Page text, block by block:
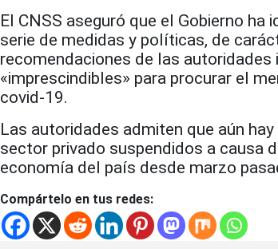
El CNSS aseguró que el Gobierno
serie de medidas y políticas, de
recomendaciones de las autoridades
«imprescindibles» para procurar el
covid-19.
Las autoridades admiten que aún
sector privado suspendidos a causa
economía del país desde marzo
Compártelo en tus redes: